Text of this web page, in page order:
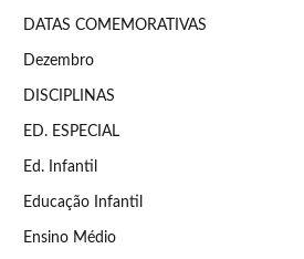
DATAS COMEMORATIVAS
Dezembro
DISCIPLINAS
ED. ESPECIAL
Ed. Infantil
Educação Infantil
Ensino Médio